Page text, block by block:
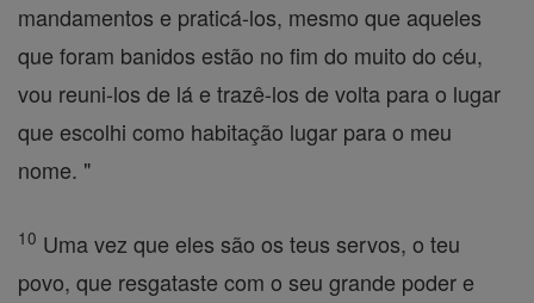
mandamentos e praticá-los, mesmo que aqueles
que foram banidos estão no fim do muito do céu,
vou reuni-los de lá e trazê-los de volta para o lugar
que escolhi como habitação lugar para o meu
nome. "
10 Uma vez que eles são os teus servos, o teu
povo, que resgataste com o seu grande poder e